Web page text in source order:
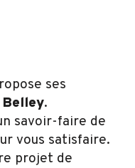
ses
Belley.
savoir-faire de
vous satisfaire.
projet de